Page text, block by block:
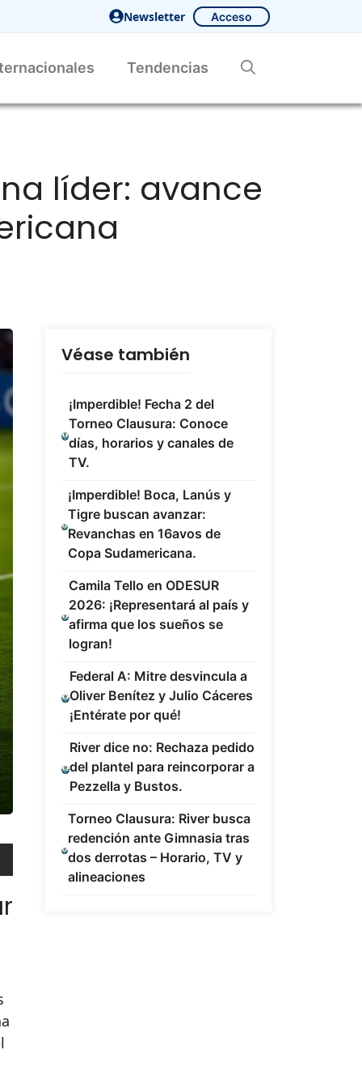
Newsletter Acceso
Tendencias
líder: avance
Véase también
¡Imperdible! Fecha 2 del
Torneo Clausura: Conoce
días, horarios y canales de
TV.
¡Imperdible! Boca, Lanús y
Tigre buscan avanzar:
Revanchas en 16avos de
Copa Sudamericana.
Camila Tello en ODESUR
2026: ¡Representará al país y
afirma que los sueños se
logran!
Federal A: Mitre desvincula a
Oliver Benítez y Julio Cáceres
¡Entérate por qué!
River dice no: Rechaza pedido
del plantel para reincorporar a
Pezzella y Bustos.
Torneo Clausura: River busca
redención ante Gimnasia tras
dos derrotas – Horario, TV y
alineaciones